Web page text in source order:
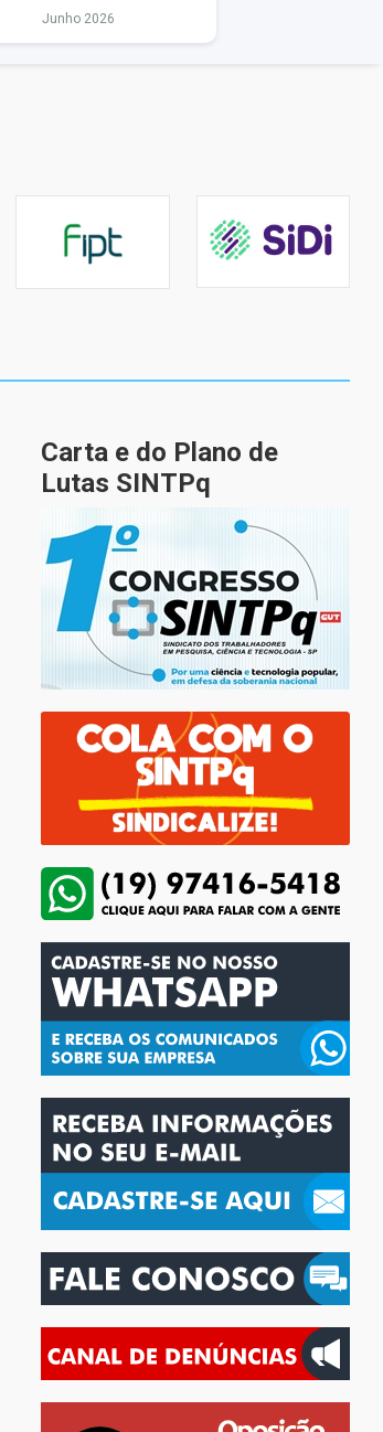
Carta e do Plano de
Lutas SINTPq